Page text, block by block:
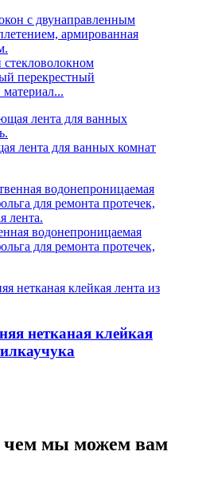
перекрестный
лента для ванных комнат
водонепроницаемая
для ремонта протечек,
нетканая клейкая
чем мы можем вам